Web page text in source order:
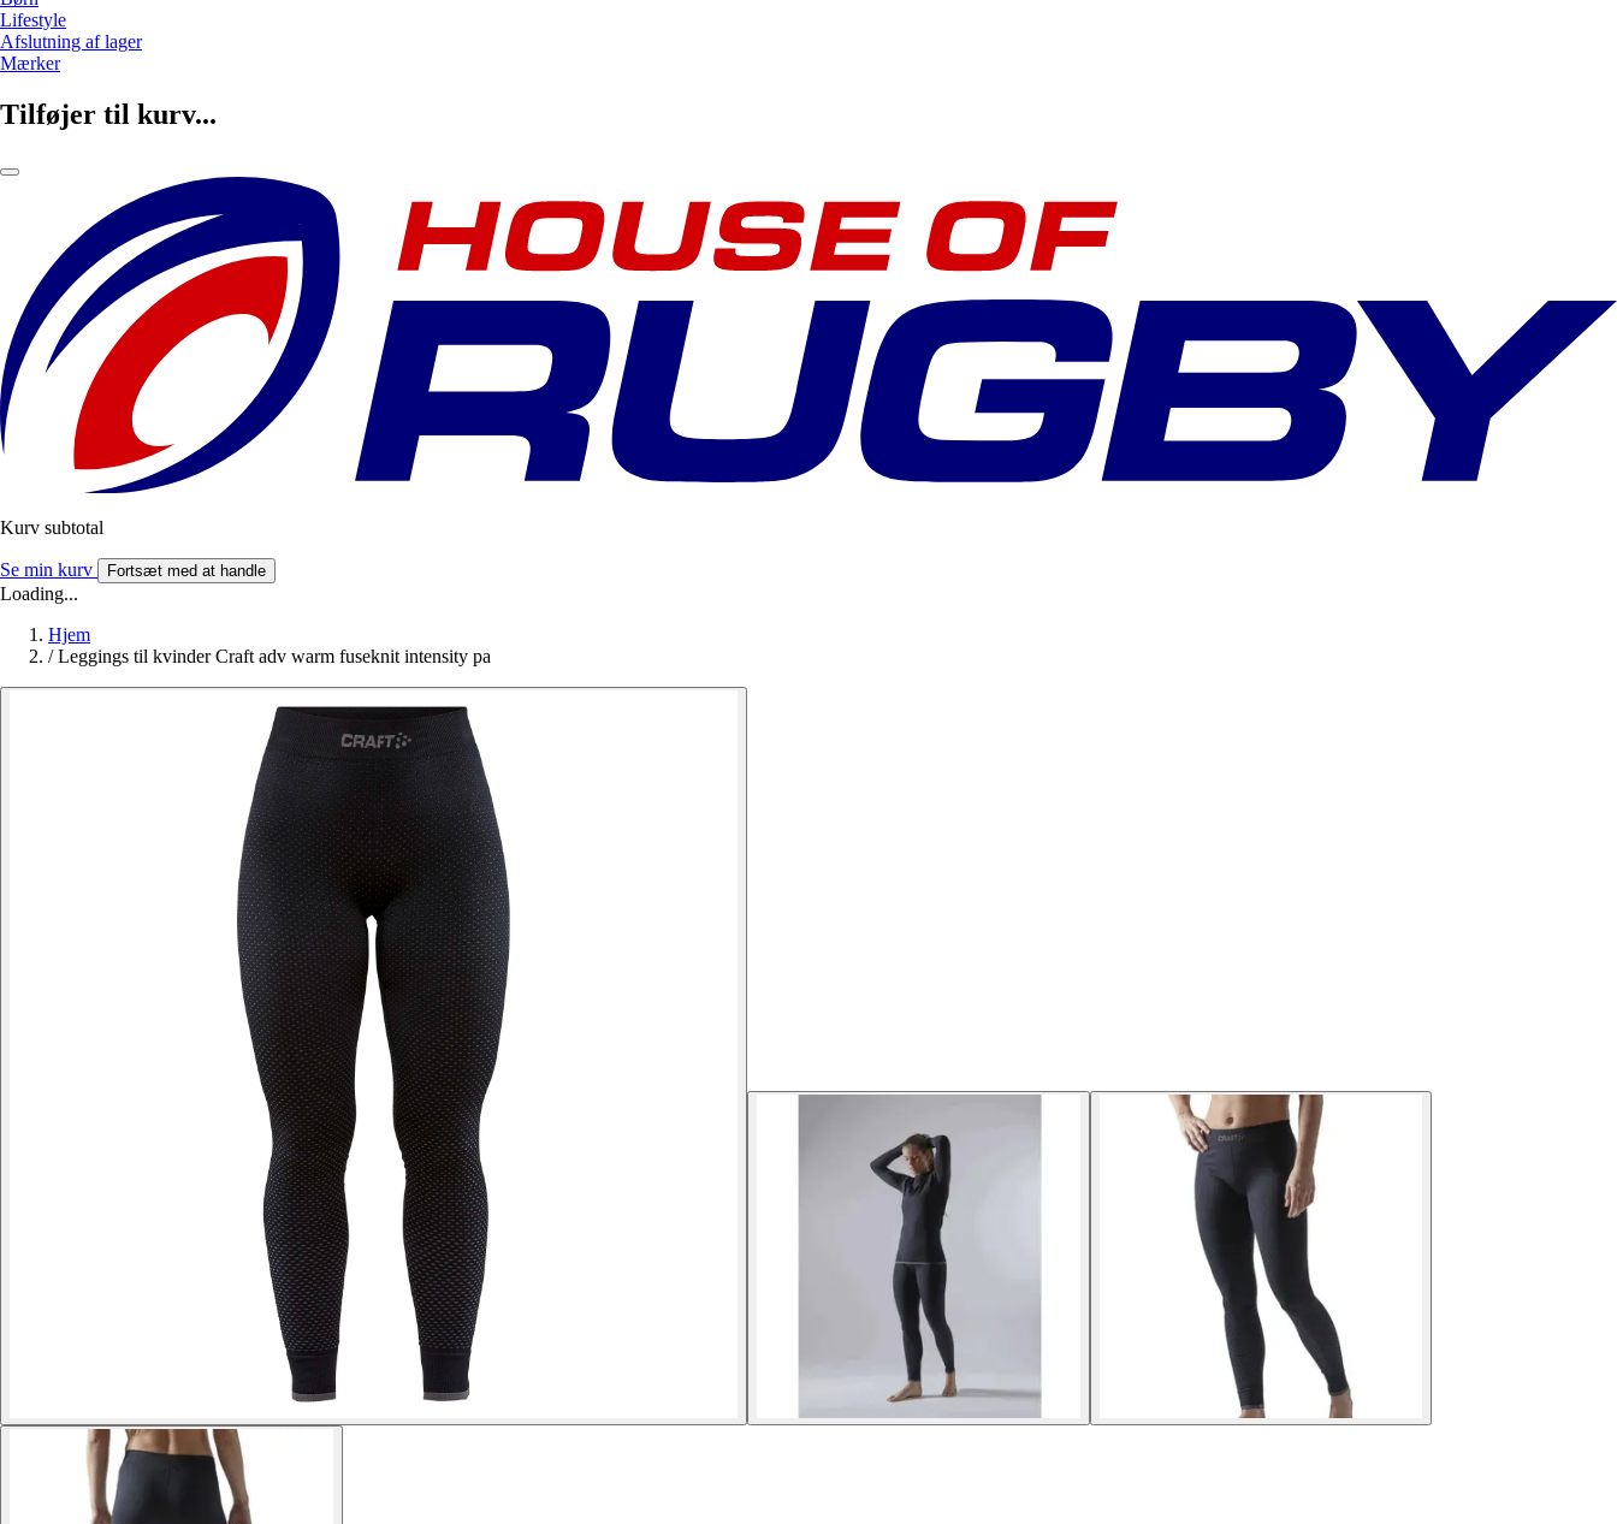
Lifestyle
Afslutning af lager
Mærker
Tilføjer til kurv...
Kurv subtotal
Se min kurv Fortsæt med at handle
Loading...
Hjem
/ Leggings til kvinder Craft adv warm fuseknit intensity pa